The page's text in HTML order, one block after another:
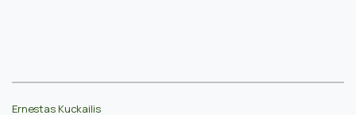
Ernestas Kuckailis